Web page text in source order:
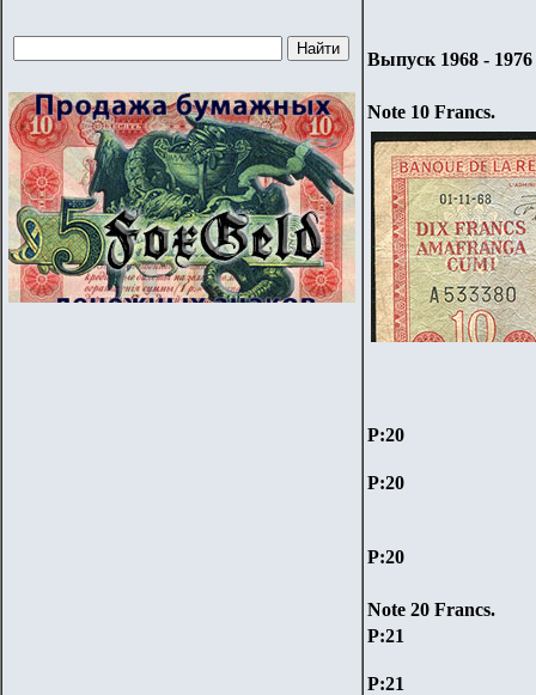
Выпуск 1968 - 1976
Note 10 Francs.
P:20
P:20
P:20
Note 20 Francs.
P:21
P:21